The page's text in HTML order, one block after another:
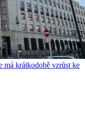
má krátkodobě vzrůst ke